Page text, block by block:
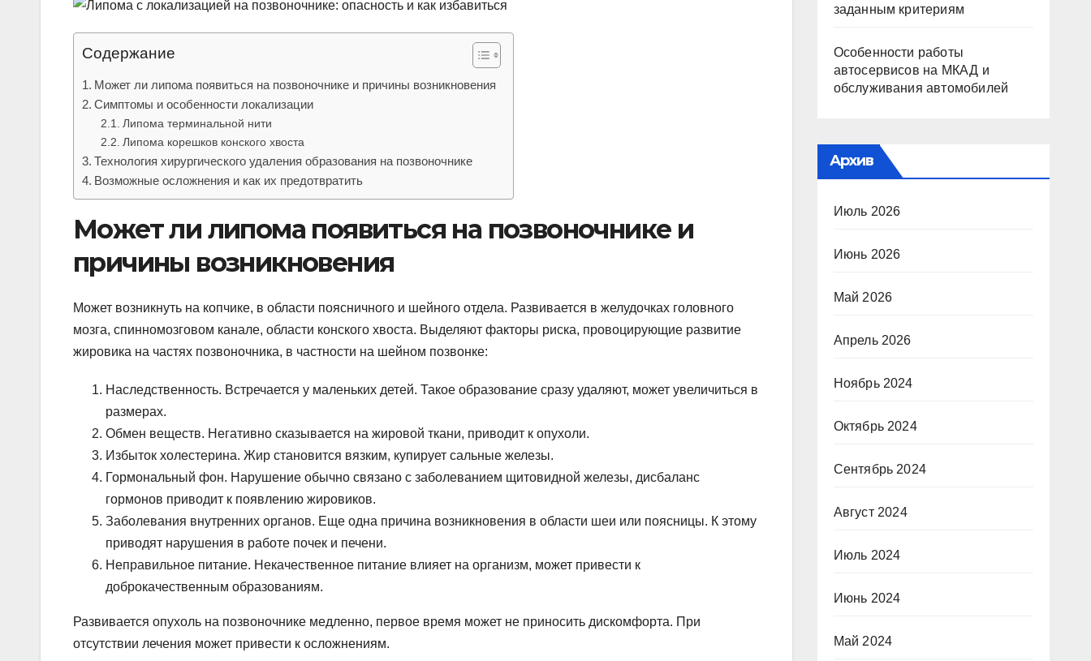
Содержание
Может ли липома появиться на позвоночнике и причины возникновения
Симптомы и особенности локализации
Липома терминальной нити
Липома корешков конского хвоста
Технология хирургического удаления образования на позвоночнике
Возможные осложнения и как их предотвратить
Может ли липома появиться на позвоночнике и
причины возникновения
Может возникнуть на копчике, в области поясничного и шейного отдела. Развивается в желудочках головного
мозга, спинномозговом канале, области конского хвоста. Выделяют факторы риска, провоцирующие развитие
жировика на частях позвоночника, в частности на шейном позвонке:
Наследственность. Встречается у маленьких детей. Такое образование сразу удаляют, может увеличиться в
размерах.
Обмен веществ. Негативно сказывается на жировой ткани, приводит к опухоли.
Избыток холестерина. Жир становится вязким, купирует сальные железы.
Гормональный фон. Нарушение обычно связано с заболеванием щитовидной железы, дисбаланс
гормонов приводит к появлению жировиков.
Заболевания внутренних органов. Еще одна причина возникновения в области шеи или поясницы. К этому
приводят нарушения в работе почек и печени.
Неправильное питание. Некачественное питание влияет на организм, может привести к
доброкачественным образованиям.
Развивается опухоль на позвоночнике медленно, первое время может не приносить дискомфорта. При
отсутствии лечения может привести к осложнениям.
заданным критериям
Особенности работы
автосервисов на МКАД и
обслуживания автомобилей
Архив
Июль 2026
Июнь 2026
Май 2026
Апрель 2026
Ноябрь 2024
Октябрь 2024
Сентябрь 2024
Август 2024
Июль 2024
Июнь 2024
Май 2024